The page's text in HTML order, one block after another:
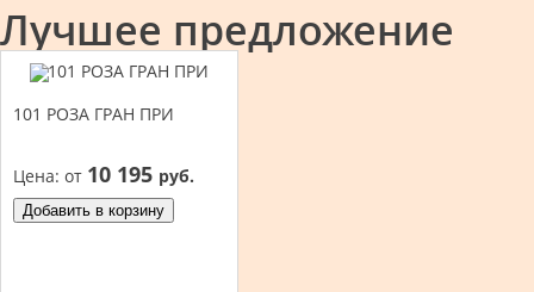
Лучшее предложение
101 РОЗА ГРАН ПРИ
Цена: от 10 195 руб.
Добавить в корзину